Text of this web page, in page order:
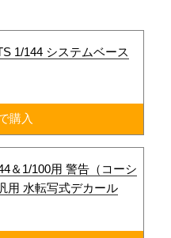
1/144 システムベース
購入
＆1/100用 警告（コーシ
用 水転写式デカール